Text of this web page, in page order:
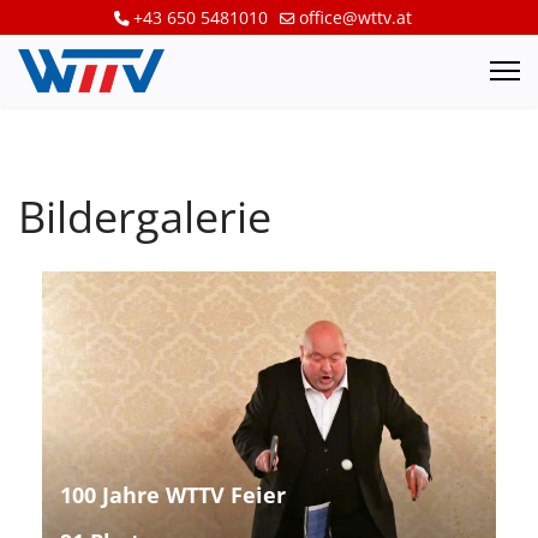
+43 650 5481010 office@wttv.at
Bildergalerie
100 Jahre WTTV Feier